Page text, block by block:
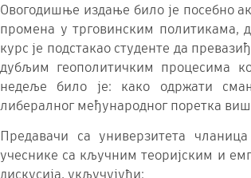
Овогодишње издање било је посебно
промена у трговинским политикама,
курс је подстакао студенте да
дубљим геополитичким процесима
недеље било је: како одржати
либералног међународног поретка
Предавачи са универзитета
учеснике са кључним теоријским и